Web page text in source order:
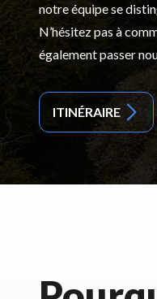
notre équipe se
N’hésitez pas à
également passer
ITINÉRAIRE